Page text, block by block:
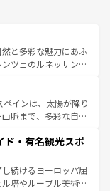
と多彩な魅力にあふ
ツェのルネッサンス
アマルフィ海岸の絶
の合間には、本場の
理を堪能することも
い旅をしてみよう！
インは、太陽が降り
脈まで、多彩な自然
ラメンコ、熱気あふ
活の一部となってい
気や、バルセロナの
代ローマ遺跡や中世
ド・有名観光スポ
続けるヨーロッパ屈
塔やルーブル美術館